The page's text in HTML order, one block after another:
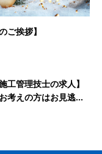
ご挨拶】
工管理技士の求人】
考えの方はお見逃...